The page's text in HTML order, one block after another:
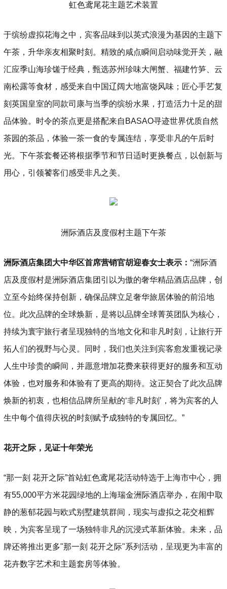
虹色鸢尾花主题艺术装置
于缤纷虚拟花海之中，宾客品味到以英式浪漫为基因的主题下
午茶，升华亲友相聚时刻。精致的咸点瞬间启动味觉开关，融
汇应季山海珍馐于经典，甄选苏州珍味大闸蟹、福建竹笋、云
南松露等食材，感受来自中国辽阔大地富饶风味；匠心手艺复
刻英国皇室的同款司康与当季的缤纷水果，打造活力十足的甜
品体验。时令的茶点更是搭配来自BASAO寻迹世界优质自然
茶园的茶品，体验一茶一食的专属连结，享受非凡的午后时
光。下午茶套餐还将根据季节和节日适时更换餐点，以创新与
用心，引领饕客们感受非凡之美。
洲际酒店及度假村主题下午茶
洲际酒店集团大中华区首席营销官胡迎春女士表示：“洲际酒
店及度假村是洲际酒店集团引以为傲的奢华精品酒店品牌，创
立至今始终保持创新，确保品牌立足奢华旅居体验的前沿地
位。此次品牌的全球焕新，是将以品牌全球菁英团队为核心，
持续为寰宇旅行者呈现独特的当地文化和非凡时刻，让旅行开
拓人们的视野与心灵。同时，我们也关注到宾客愈发重视记录
人生中珍贵的瞬间，并愿意增加花费来获得更好的服务和互动
体验，也对服务和体验有了更高的期待。这正契合了此次品牌
焕新的初衷，也相信品牌所呈献的‘非凡时刻’，将为宾客的人
生中每个值得庆祝的时刻赋予成独特的专属回忆。”
花开之际，见证十年荣光
“那一刻 花开之际”首站虹色鸢尾花活动特选于上海市中心，拥
有55,000平方米花园绿地的上海瑞金洲际酒店举办，在闹中取
静的葱郁花园与欧式别墅建筑群间，现实与虚拟之花交相辉
映，为宾客呈现了一场独特非凡的沉浸式革新体验。未来，品
牌还将推出更多"那一刻 花开之际"系列活动，呈现更为丰富的
花卉数字艺术和主题套房等体验。